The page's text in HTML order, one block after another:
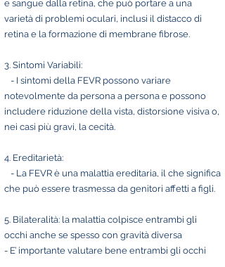
e sangue dalla retina, che può portare a una
varietà di problemi oculari, inclusi il distacco di
retina e la formazione di membrane fibrose.
3. Sintomi Variabili:
- I sintomi della FEVR possono variare
notevolmente da persona a persona e possono
includere riduzione della vista, distorsione visiva o,
nei casi più gravi, la cecità.
4. Ereditarietà:
- La FEVR è una malattia ereditaria, il che significa
che può essere trasmessa da genitori affetti a figli.
5. Bilateralità: la malattia colpisce entrambi gli
occhi anche se spesso con gravità diversa
- E’ importante valutare bene entrambi gli occhi